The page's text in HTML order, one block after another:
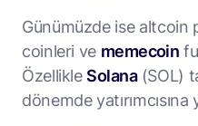
Günümüzde ise altcoin
coinleri ve memecoin
ÖzellikleSolana(SOL)
dönemde